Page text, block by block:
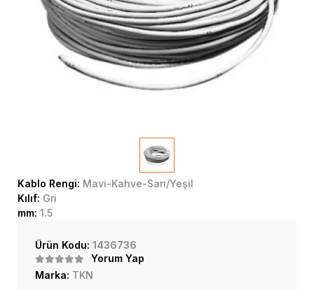
Kablo Rengi: Mavi-Kahve-Sarı/Yeşil
Kılıf: Gri
mm: 1.5
Ürün Kodu: 1436736
Yorum Yap
Marka: TKN